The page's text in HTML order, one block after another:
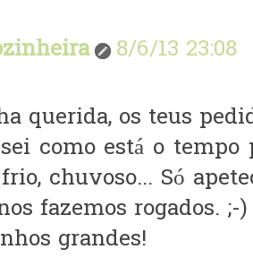
8/6/13 23:08
querida, os teus
como está o
chuvoso... Só
fazemos rogados. ;-)
grandes!